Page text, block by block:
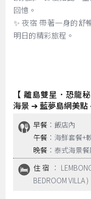
回憶。
✨ 夜宿 帶著一身的舒
明日的精彩旅程。
【 離島雙星．恐龍
海景 ➔ 藍夢島網美
早餐 ：飯店內
午餐 ：海鮮套餐+
晚餐 ：泰式海景
住宿 ：
BEDROOM VILLA )